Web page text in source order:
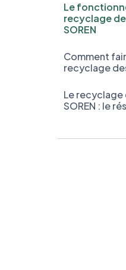
Le
recyclage
SOREN
Comment
recyclage
Le recyclage
SOREN : le